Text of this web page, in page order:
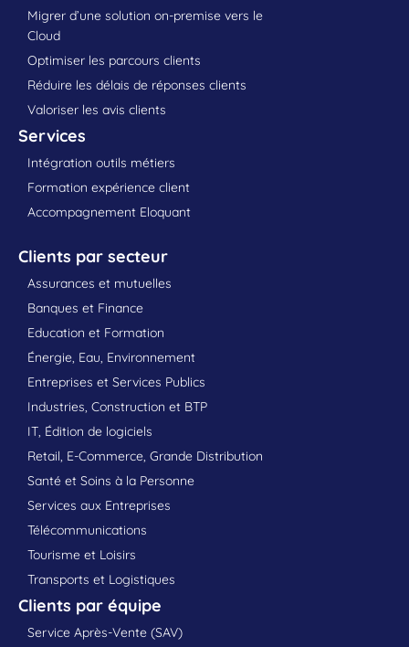
Migrer d’une solution on-premise vers le
Cloud
Optimiser les parcours clients
Réduire les délais de réponses clients
Valoriser les avis clients
Services
Intégration outils métiers
Formation expérience client
Accompagnement Eloquant
Clients par secteur
Assurances et mutuelles
Banques et Finance
Education et Formation
Énergie, Eau, Environnement
Entreprises et Services Publics
Industries, Construction et BTP
IT, Édition de logiciels
Retail, E-Commerce, Grande Distribution
Santé et Soins à la Personne
Services aux Entreprises
Télécommunications
Tourisme et Loisirs
Transports et Logistiques
Clients par équipe
Service Après-Vente (SAV)